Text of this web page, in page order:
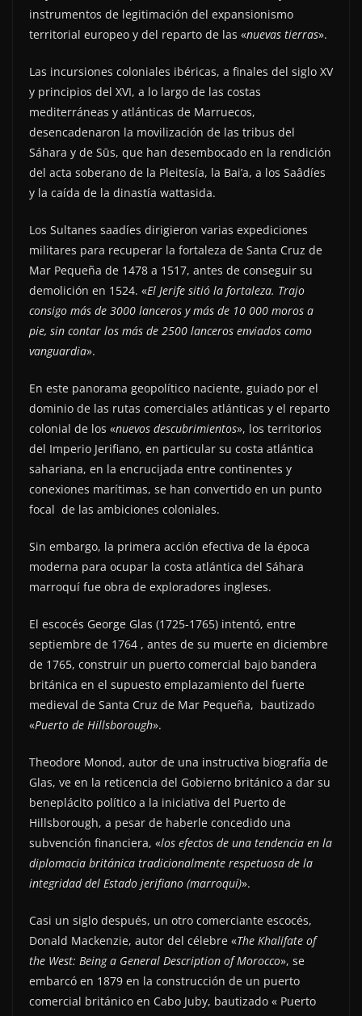
instrumentos de legitimación del expansionismo
territorial europeo y del reparto de las «nuevas tierras».
Las incursiones coloniales ibéricas, a finales del siglo XV
y principios del XVI, a lo largo de las costas
mediterráneas y atlánticas de Marruecos,
desencadenaron la movilización de las tribus del
Sáhara y de Sūs, que han desembocado en la rendición
del acta soberano de la Pleitesía, la Bai’a, a los Saâdíes
y la caída de la dinastía wattasida.
Los Sultanes saadíes dirigieron varias expediciones
militares para recuperar la fortaleza de Santa Cruz de
Mar Pequeña de 1478 a 1517, antes de conseguir su
demolición en 1524. «El Jerife sitió la fortaleza. Trajo
consigo más de 3000 lanceros y más de 10 000 moros a
pie, sin contar los más de 2500 lanceros enviados como
vanguardia».
En este panorama geopolítico naciente, guiado por el
dominio de las rutas comerciales atlánticas y el reparto
colonial de los «nuevos descubrimientos», los territorios
del Imperio Jerifiano, en particular su costa atlántica
sahariana, en la encrucijada entre continentes y
conexiones marítimas, se han convertido en un punto
focal de las ambiciones coloniales.
Sin embargo, la primera acción efectiva de la época
moderna para ocupar la costa atlántica del Sáhara
marroquí fue obra de exploradores ingleses.
El escocés George Glas (1725-1765) intentó, entre
septiembre de 1764 , antes de su muerte en diciembre
de 1765, construir un puerto comercial bajo bandera
británica en el supuesto emplazamiento del fuerte
medieval de Santa Cruz de Mar Pequeña, bautizado
«Puerto de Hillsborough».
Theodore Monod, autor de una instructiva biografía de
Glas, ve en la reticencia del Gobierno británico a dar su
beneplácito político a la iniciativa del Puerto de
Hillsborough, a pesar de haberle concedido una
subvención financiera, «los efectos de una tendencia en la
diplomacia británica tradicionalmente respetuosa de la
integridad del Estado jerifiano (marroquí)».
Casi un siglo después, un otro comerciante escocés,
Donald Mackenzie, autor del célebre «The Khalifate of
the West: Being a General Description of Morocco», se
embarcó en 1879 en la construcción de un puerto
comercial británico en Cabo Juby, bautizado « Puerto